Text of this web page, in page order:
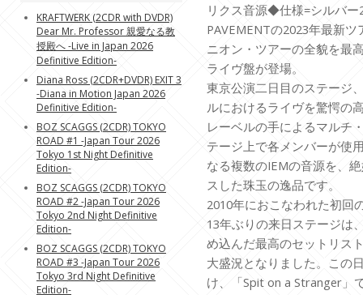
リクス音源◆仕様=シルバー
PAVEMENTの2023年最新
ニオン・ツアーの全貌を最
ライヴ盤が登場。
東京公演二日目のステージ
ルにおけるライヴを驚愕の
レーベルの手によるマルチ
テージ上で各メンバーが使
なる複数のIEMの音源を、
スした珠玉の逸品です。
2010年におこなわれた初回
13年ぶりの来日ステージは
め込んだ最高のセットリス
大盛況となりました。この
け、「Spit on a Stranger」
KRAFTWERK (2CDR with DVDR)
Dear Mr. Professor 親愛なる教
授殿へ -Live in Japan 2026
Definitive Edition-
Diana Ross (2CDR+DVDR) EXIT 3
-Diana in Motion Japan 2026
Definitive Edition-
BOZ SCAGGS (2CDR) TOKYO
ROAD #1 -Japan Tour 2026
Tokyo 1st Night Definitive
Edition-
BOZ SCAGGS (2CDR) TOKYO
ROAD #2 -Japan Tour 2026
Tokyo 2nd Night Definitive
Edition-
BOZ SCAGGS (2CDR) TOKYO
ROAD #3 -Japan Tour 2026
Tokyo 3rd Night Definitive
Edition-